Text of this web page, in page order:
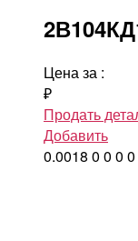
Цена за :
₽
Продать
Добавить
0.0018 0 0 0 0